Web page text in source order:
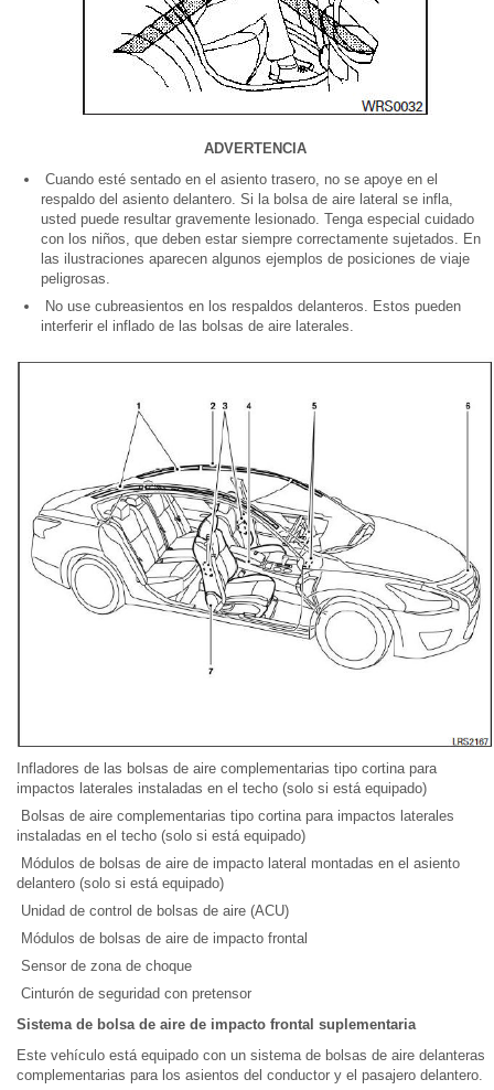
ADVERTENCIA
Cuando esté sentado en el asiento trasero, no se apoye en el
respaldo del asiento delantero. Si la bolsa de aire lateral se infla,
usted puede resultar gravemente lesionado. Tenga especial cuidado
con los niños, que deben estar siempre correctamente sujetados. En
las ilustraciones aparecen algunos ejemplos de posiciones de viaje
peligrosas.
No use cubreasientos en los respaldos delanteros. Estos pueden
interferir el inflado de las bolsas de aire laterales.
Infladores de las bolsas de aire complementarias tipo cortina para
impactos laterales instaladas en el techo (solo si está equipado)
Bolsas de aire complementarias tipo cortina para impactos laterales
instaladas en el techo (solo si está equipado)
Módulos de bolsas de aire de impacto lateral montadas en el asiento
delantero (solo si está equipado)
Unidad de control de bolsas de aire (ACU)
Módulos de bolsas de aire de impacto frontal
Sensor de zona de choque
Cinturón de seguridad con pretensor
Sistema de bolsa de aire de impacto frontal suplementaria
Este vehículo está equipado con un sistema de bolsas de aire delanteras
complementarias para los asientos del conductor y el pasajero delantero.